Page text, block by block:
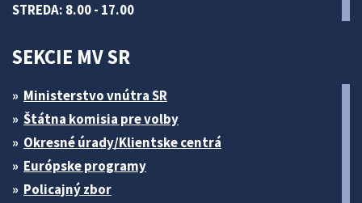
STREDA: 8.00 - 17.00
SEKCIE MV SR
Ministerstvo vnútra SR
Štátna komisia pre volby
Okresné úrady/Klientske centrá
Európske programy
Policajný zbor